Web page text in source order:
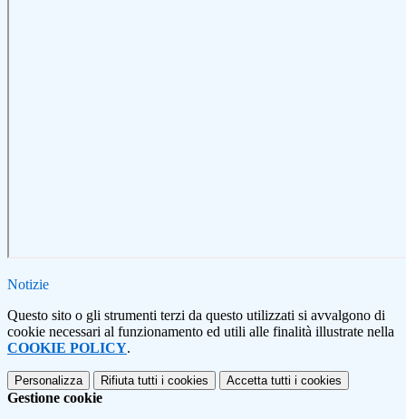
Notizie
Questo sito o gli strumenti terzi da questo utilizzati si avvalgono di
cookie necessari al funzionamento ed utili alle finalità illustrate nella
COOKIE POLICY.
Personalizza Rifiuta tutti i cookies Accetta tutti i cookies
Gestione cookie